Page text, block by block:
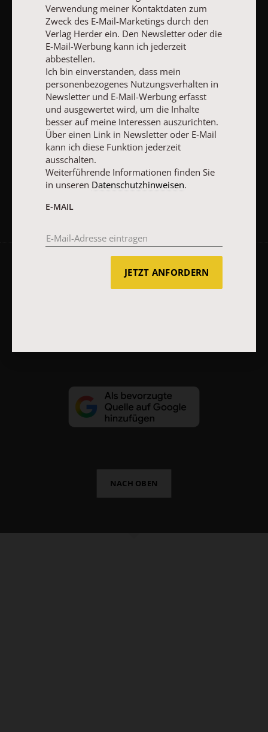
abbestellen.
Ich bin einverstanden, dass mein personenbezogenes
Nutzungsverhalten in Newsletter und E-Mail-Werbung erfasst
und ausgewertet wird, um die Inhalte besser auf meine
Interessen auszurichten. Über einen Link in Newsletter oder E-
Mail kann ich diese Funktion jederzeit ausschalten.
Weiterführende Informationen finden Sie in unseren
Datenschutzhinweisen.
JETZT ANMELDEN
Datenschutz Barrierefreiheit
Impressum
NACH OBEN
Verwendung meiner Kontaktdaten zum
Zweck des E-Mail-Marketings durch den
Verlag Herder ein. Den Newsletter oder die
E-Mail-Werbung kann ich jederzeit
abbestellen.
Ich bin einverstanden, dass mein
personenbezogenes Nutzungsverhalten in
Newsletter und E-Mail-Werbung erfasst
und ausgewertet wird, um die Inhalte
besser auf meine Interessen auszurichten.
Über einen Link in Newsletter oder E-Mail
kann ich diese Funktion jederzeit
ausschalten.
Weiterführende Informationen finden Sie
in unseren Datenschutzhinweisen.
E-MAIL
JETZT ANFORDERN